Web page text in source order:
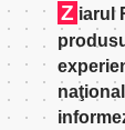
Z iarul